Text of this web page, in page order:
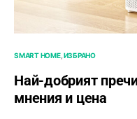
SMART HOME ИЗБРАНО
Най-добрият
мнения и цена